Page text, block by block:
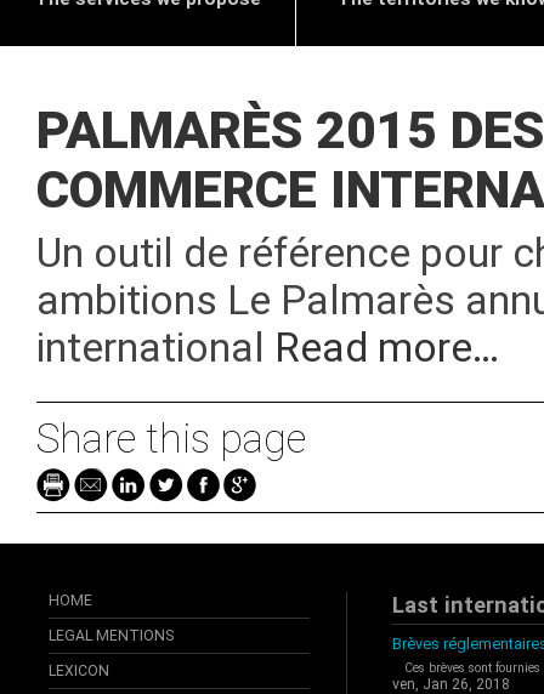
PALMARÈS 2015
COMMERCE
Un outil de référence pour
ambitions Le Palmarès
international Read more…
Share this page
HOME
LEGAL MENTIONS
LEXICON
Last
Brèves
Ces brèves sont
ven, Jan 26, 2018